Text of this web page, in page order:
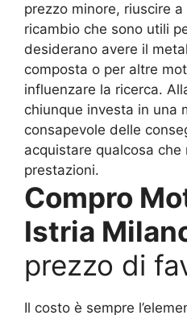
prezzo minore, riuscire
ricambio che sono utili
desiderano avere il
composta o per altre
influenzare la ricerca.
chiunque investa in una
consapevole delle
acquistare qualcosa
prestazioni.
Compro
Istria
prezzo di
Il costo è sempre